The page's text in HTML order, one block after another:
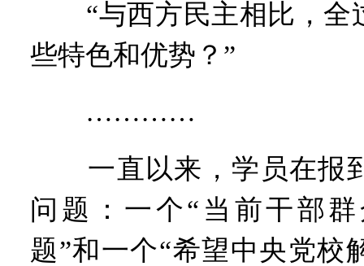
“与西方民主相比，全
些特色和优势？”
…………
一直以来，学员在报
问题：一个“当前干部
题”和一个“希望中央党校